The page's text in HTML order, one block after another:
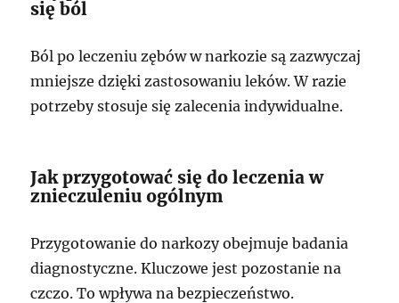
się ból
Ból po leczeniu zębów w narkozie są zazwyczaj
mniejsze dzięki zastosowaniu leków. W razie
potrzeby stosuje się zalecenia indywidualne.
Jak przygotować się do leczenia w
znieczuleniu ogólnym
Przygotowanie do narkozy obejmuje badania
diagnostyczne. Kluczowe jest pozostanie na
czczo. To wpływa na bezpieczeństwo.